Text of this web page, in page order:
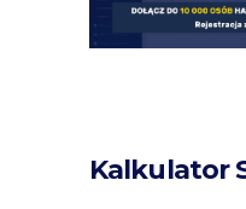
Kalkulator